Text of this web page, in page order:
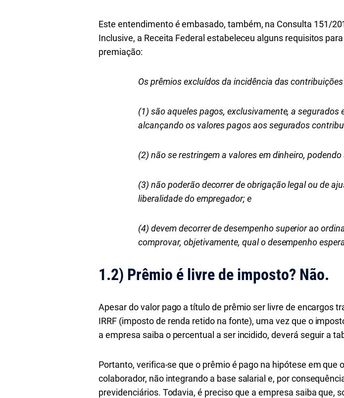
Este entendimento é embasado, também, na Consulta 151/
Inclusive, a Receita Federal estabeleceu alguns requisitos
premiação:
Os prêmios excluídos da incidência das
(1) são aqueles pagos, exclusivamente, a
alcançando os valores pagos aos segurados
(2) não se restringem a valores em dinheiro,
(3) não poderão decorrer de obrigação legal ou de
liberalidade do empregador; e
(4) devem decorrer de desempenho superior ao
comprovar, objetivamente, qual o desempenho
1.2) Prêmio é livre de imposto? Não.
Apesar do valor pago a título de prêmio ser livre de encargos
IRRF (imposto de renda retido na fonte), uma vez que o
a empresa saiba o percentual a ser incidido, deverá seguir a
Portanto, verifica-se que o prêmio é pago na hipótese em
colaborador, não integrando a base salarial e, por
previdenciários. Todavia, é preciso que a empresa saiba que,